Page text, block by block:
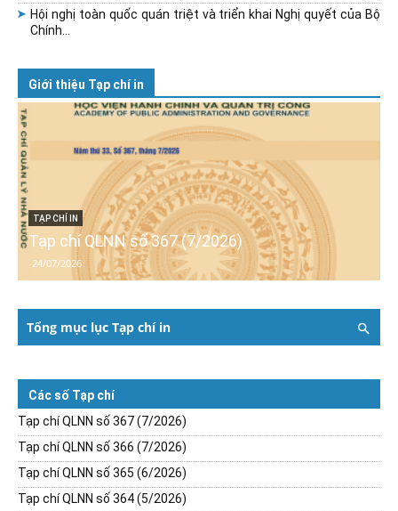
Hội nghị toàn quốc quán triệt và triển khai Nghị quyết của Bộ
Chính...
Giới thiệu Tạp chí in
TẠP CHÍ IN
Tạp chí QLNN số 367 (7/2026)
24/07/2026
Tổng mục lục Tạp chí in
Các số Tạp chí
Tạp chí QLNN số 367 (7/2026)
Tạp chí QLNN số 366 (7/2026)
Tạp chí QLNN số 365 (6/2026)
Tạp chí QLNN số 364 (5/2026)